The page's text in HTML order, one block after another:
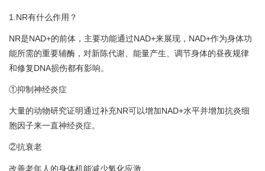
1.NR有什么作用？
NR是NAD+的前体，主要功能通过NAD+来展现，NAD+作为身体功
能所需的重要辅酶，对新陈代谢、能量产生、调节身体的昼夜规律
和修复DNA损伤都有影响。
①抑制神经炎症
大量的动物研究证明通过补充NR可以增加NAD+水平并增加抗炎细
胞因子来一直神经炎症。
②抗衰老
改善老年人的身体机能减少氧化应激。